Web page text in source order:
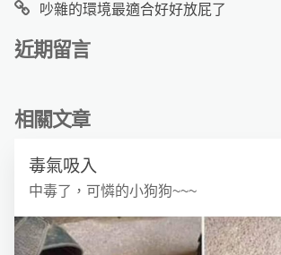
吵雜的環境最適合好好放屁了
近期留言
相關文章
毒氣吸入
中毒了，可憐的小狗狗~~~